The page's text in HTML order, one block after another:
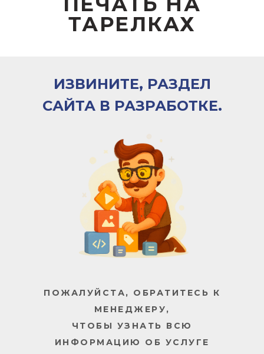
ТАРЕЛКАХ
ПОЖАЛУЙСТА, ОБРАТИТЕСЬ К
МЕНЕДЖЕРУ,
ЧТОБЫ УЗНАТЬ ВСЮ
ИНФОРМАЦИЮ ОБ УСЛУГЕ
ИЗВИНИТЕ, РАЗДЕЛ
САЙТА В РАЗРАБОТКЕ.